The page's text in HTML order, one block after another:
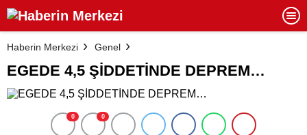
Haberin Merkezi Genel
EGEDE 4,5 ŞİDDETİNDE DEPREM…
0 0